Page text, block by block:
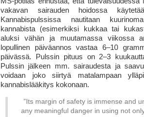
vakavan sairauden hoidossa
Kannabispulssissa nautitaan
kannabista (esimerkiksi kukkaa tai
aluksi vähän ja muutamassa viikossa
lopullinen päiväannos vastaa 6–10
päivässä. Pulssin pituus on 2–3
Pulssin jälkeen mm. sairaudesta ja
voidaan joko siirtyä matalampaan
kannabislääkitys kokonaan.
”Its margin of safety is immense and
any meaningful danger in using not